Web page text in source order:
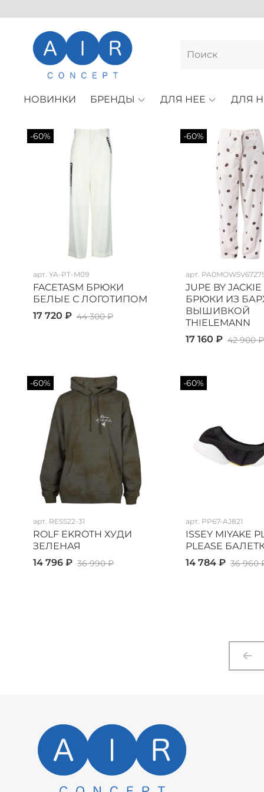
НОВИНКИ БРЕНДЫ ДЛЯ НЕЕ ДЛЯ
-60%
арт. YA-PT-M09
FACETASM БРЮКИ
БЕЛЫЕ С ЛОГОТИПОМ
17 720 ₽ 44 300 ₽
-60%
арт.
JUPE BY JACKIE
БРЮКИ ИЗ
ВЫШИВКОЙ
THIELEMANN
17 160 ₽ 42 900 ₽
-60%
арт. RESS22-31
ROLF EKROTH ХУДИ
ЗЕЛЕНАЯ
14 796 ₽ 36 990 ₽
-60%
арт. PP67-AJ821
ISSEY MIYAKE
PLEASE
14 784 ₽ 36 960